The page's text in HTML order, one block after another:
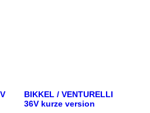
BIKKEL / VENTURELLI
36V kurze version